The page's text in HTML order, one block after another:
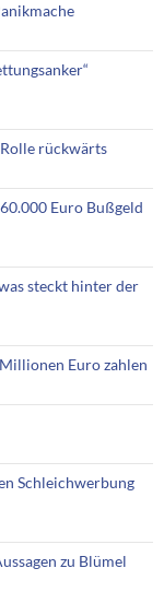
rückwärts
Euro Bußgeld
steckt hinter der
Euro zahlen
Schleichwerbung
zu Blümel